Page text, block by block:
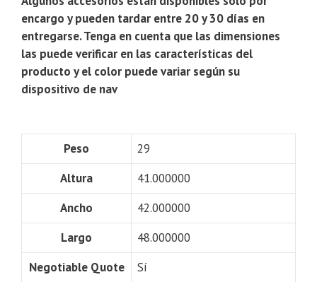
encargo y pueden tardar entre 20 y 30 días en
entregarse. Tenga en cuenta que las dimensiones
las puede verificar en las características del
producto y el color puede variar según su
dispositivo de nav
Peso
29
Altura
41.000000
Ancho
42.000000
Largo
48.000000
Negotiable Quote
Sí